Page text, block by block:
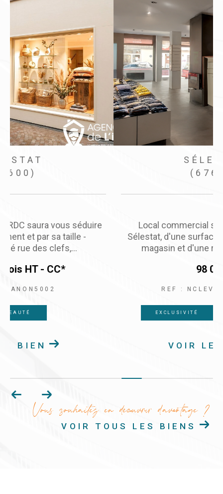
Situé au cœur de Marckolsheim, ce local d'une
superficie totale de 320 m², offre des
possibilités d'aménagement...
2 050 € / mois
REF : ELLCO1360013524
NOUVEAUTÉ
Vous souhaitez en découvrir d'avantage ?
VOIR TOUS LES BIENS